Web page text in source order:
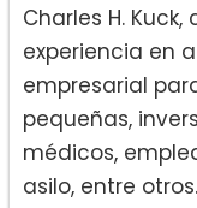
Charles H.
experiencia en
empresarial
pequeñas,
médicos,
asilo, entre otros.